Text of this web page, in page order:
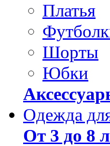
Платья
Шорты
Юбки
Одежда
От 3 до 8